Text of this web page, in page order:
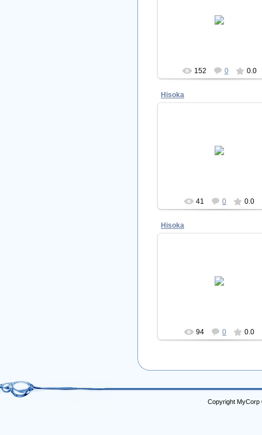
152 0 0.0
Hisoka
А вот и моя "нормальная"
41 0 0.0
Hisoka
D'n'B in our hearts
94 0 0.0
Copyright MyCorp